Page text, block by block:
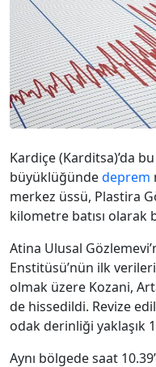
Kardiçe (Karditsa)’da
büyüklüğündedeprem
merkez üssü, Plastira
kilometre batısı olarak
Atina Ulusal
Enstitüsü’nün ilk
olmak üzere Kozani,
de hissedildi. Revize
odak derinliği yaklaşık
Aynı bölgede saat